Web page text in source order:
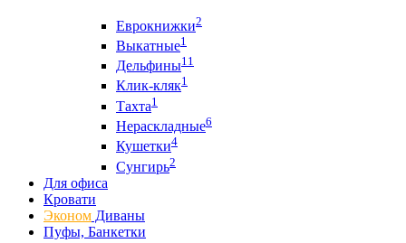
Еврокнижки2
Выкатные1
Дельфины11
Клик-кляк1
Тахта1
Нераскладные6
Кушетки4
Сунгирь2
Для офиса
Кровати
Эконом Диваны
Пуфы, Банкетки